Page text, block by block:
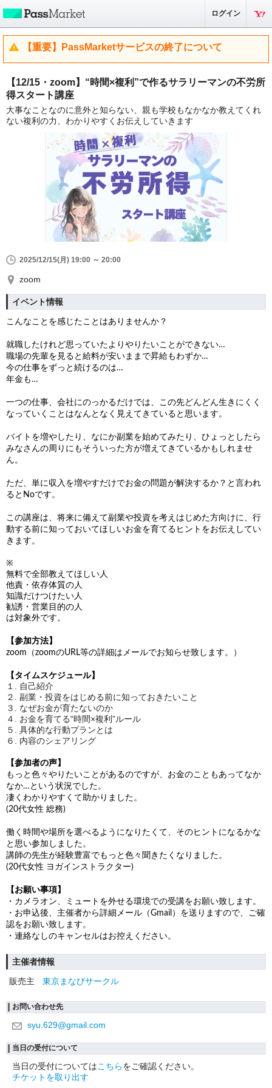
ログイン
【重要】PassMarketサービスの終了について
【12/15・zoom】“時間×複利”で作るサラリーマンの不労所
得スタート講座
大事なことなのに意外と知らない、親も学校もなかなか教えてくれ
ない複利の力、わかりやすくお伝えしていきます
2025/12/15(月) 19:00 ～ 20:00
zoom
イベント情報
こんなことを感じたことはありませんか？
就職したけれど思っていたよりやりたいことができない…
職場の先輩を見ると給料が安いままで昇給もわずか…
今の仕事をずっと続けるのは…
年金も…
一つの仕事、会社にのっかるだけでは、この先どんどん生きにくく
なっていくことはなんとなく見えてきていると思います。
バイトを増やしたり、なにか副業を始めてみたり、ひょっとしたら
みなさんの周りにもそういった方が増えてきているかもしれませ
ん。
ただ、単に収入を増やすだけでお金の問題が解決するか？と言われ
るとNoです。
この講座は、将来に備えて副業や投資を考えはじめた方向けに、行
動する前に知っておいてほしいお金を育てるヒントをお伝えしてい
きます。
※
無料で全部教えてほしい人
他責・依存体質の人
知識だけつけたい人
勧誘・営業目的の人
は対象外です。
【参加方法】
zoom（zoomのURL等の詳細はメールでお知らせ致します。）
【タイムスケジュール】
１. 自己紹介
２. 副業・投資をはじめる前に知っておきたいこと
３. なぜお金が育たないのか
４. お金を育てる“時間×複利”ルール
５. 具体的な行動プランとは
６. 内容のシェアリング
【参加者の声】
もっと色々やりたいことがあるのですが、お金のこともあってなか
なか…という状況でした。
凄くわかりやすくて助かりました。
(20代女性 総務)
働く時間や場所を選べるようになりたくて、そのヒントになるかな
と思い参加しました。
講師の先生が経験豊富でもっと色々聞きたくなりました。
(20代女性 ヨガインストラクター)
【お願い事項】
・カメラオン、ミュートを外せる環境での受講をお願い致します。
・お申込後、主催者から詳細メール（Gmail）を送りますので、ご確
認をお願い致します。
・連絡なしのキャンセルはお控えください。
主催者情報
販売主
東京まなびサークル
お問い合わせ先
syu.629@gmail.com
当日の受付について
当日の受付についてはこちらをご確認ください。
チケットを取り出す